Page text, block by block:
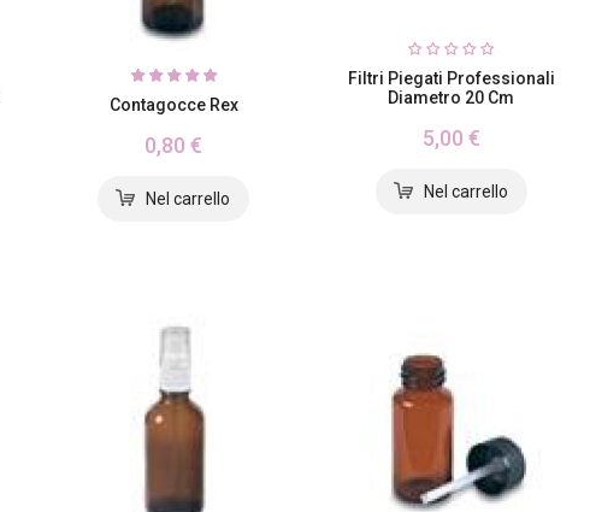
Contagocce Rex
0,80 €
Filtri Piegati Professionali
Diametro 20 Cm
5,00 €